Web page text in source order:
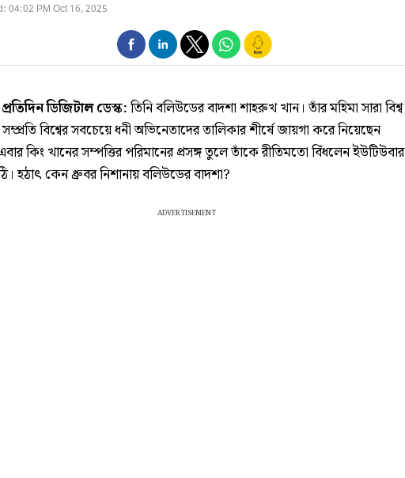
04:02 PM Oct 16, 2025
ডিজিটাল ডেস্ক:তিনি বলিউডের বাদশা শাহরুখ খান। তাঁর মহিমা সারা বিশ্ব
বিশ্বের সবচেয়ে ধনী অভিনেতাদের তালিকার শীর্ষে জায়গা করে নিয়েছেন
কিং খানের সম্পত্তির পরিমানের প্রসঙ্গ তুলে তাঁকে রীতিমতো বিঁধলেন ইউটিউবার
হঠাৎ কেন ধ্রুবর নিশানায় বলিউডের বাদশা?
ADVERTISEMENT